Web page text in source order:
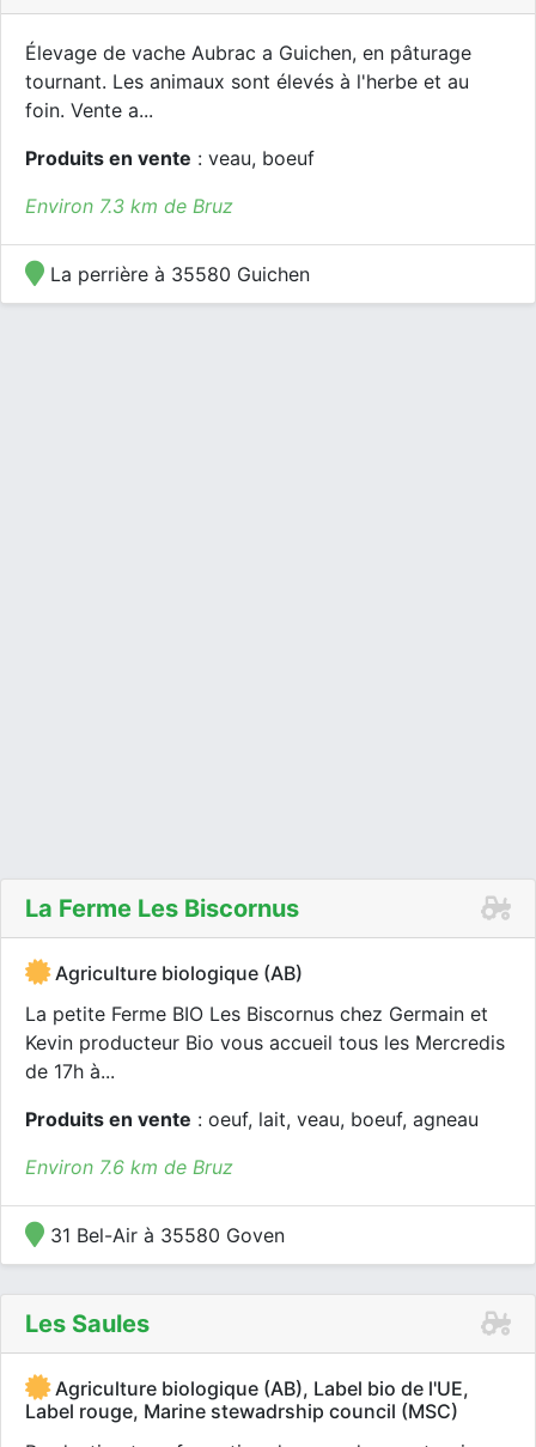
Élevage de vache Aubrac a Guichen, en pâturage
tournant. Les animaux sont élevés à l'herbe et au
foin. Vente a...
Produits en vente : veau, boeuf
Environ 7.3 km de Bruz
La perrière à 35580 Guichen
La Ferme Les Biscornus
Agriculture biologique (AB)
La petite Ferme BIO Les Biscornus chez Germain et
Kevin producteur Bio vous accueil tous les Mercredis
de 17h à...
Produits en vente : oeuf, lait, veau, boeuf, agneau
Environ 7.6 km de Bruz
31 Bel-Air à 35580 Goven
Les Saules
Agriculture biologique (AB), Label bio de l'UE,
Label rouge, Marine stewadrship council (MSC)